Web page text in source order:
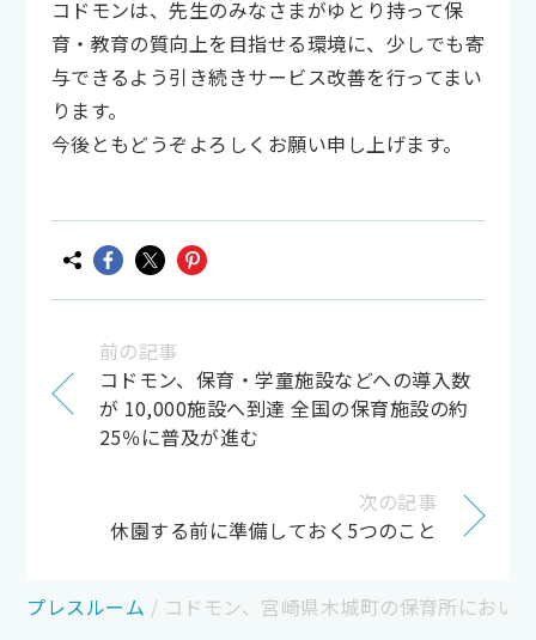
コドモンは、先生のみなさまがゆとり持って保
育・教育の質向上を目指せる環境に、少しでも寄
与できるよう引き続きサービス改善を行ってまい
ります。
今後ともどうぞよろしくお願い申し上げます。
前の記事
コドモン、保育・学童施設などへの導入数
が 10,000施設へ到達 全国の保育施設の約
25％に普及が進む
次の記事
休園する前に準備しておく5つのこと
プレスルーム / コドモン、宮崎県木城町の保育所におい